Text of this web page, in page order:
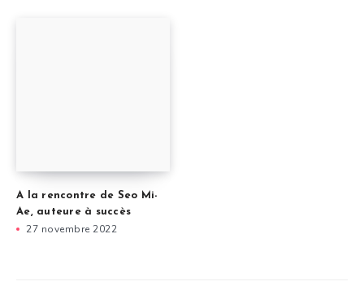
A la rencontre de Seo Mi-
Ae, auteure à succès
27 novembre 2022